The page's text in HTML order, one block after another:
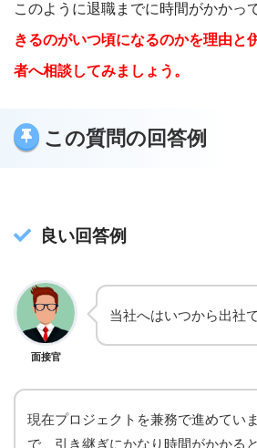
このように退職までに時間がかかっ
きるのがいつ頃になるのかを理由と
者へ相談してみましょう。
この質問の回答例
良い回答例
面接官
当社へはいつから出社
現在プロジェクトを兼務で進めてい
で、引き継ぎにかなり時間がかかる